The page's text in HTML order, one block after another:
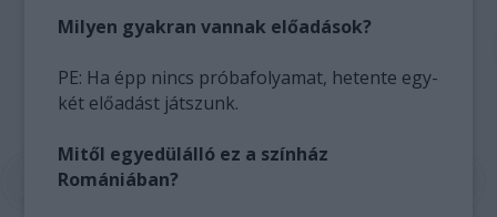
Milyen gyakran vannak előadások?
PE: Ha épp nincs próbafolyamat, hetente egy-
két előadást játszunk.
Mitől egyedülálló ez a színház
Romániában?